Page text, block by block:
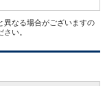
異なる場合がございますの
い。